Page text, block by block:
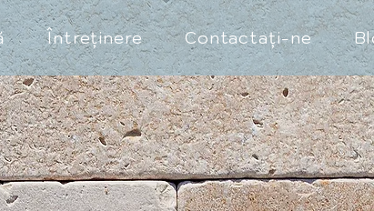
Întreţinere Contactaţi-ne